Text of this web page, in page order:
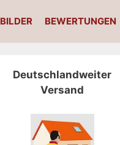
BILDER BEWERTUNGEN
Deutschlandweiter
Versand